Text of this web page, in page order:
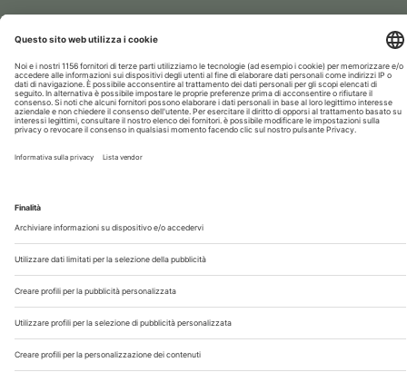
Chi Siamo
Contatti
Note Legali